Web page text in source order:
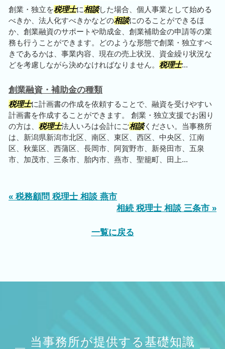
創業・独立を税理士に相談した場合、個人事業として始める
べきか、法人化すべきかなどの相談にのることができるほ
か、創業融資のサポートや助成金、創業補助金の申請等の業
務も行うことができます。どのような形態で創業・独立すべ
きであるかは、事業内容、現在の売上状況、資金繰り状況な
どを考慮しながら決めなければなりません。 税理士...
創業融資・補助金の種類
税理士に計画書の作成を依頼することで、融資を受けやすい
計画書を作成することができます。 創業・独立支援でお困り
の方は、 税理士法人いろは会計にご相談ください。当事務所
は、新潟県新潟市北区、南区、東区、西区、中央区、江南
区、秋葉区、西蒲区、長岡市、阿賀野市、新発田市、五泉
市、加茂市、三条市、胎内市、燕市、聖籠町、田上...
« 税務顧問 税理士 相談 燕市
相続 税理士 相談 三条市 »
一覧に戻る
当事務所が提供する基礎知識